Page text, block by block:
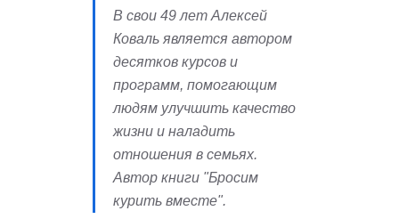
В свои 49 лет Алексей
Коваль является автором
десятков курсов и
программ, помогающим
людям улучшить качество
жизни и наладить
отношения в семьях.
Автор книги "Бросим
курить вместе".